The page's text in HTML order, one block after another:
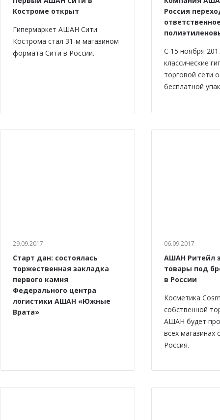
Костроме открыт
Гипермаркет АШАН Сити
Кострома стал 31-м магазином
формата Сити в России.
Россия
С 15 ноября
классические
торговой сети
бесплатной
29.09.2017
Старт дан: состоялась
торжественная закладка
первого камня
Федерального центра
логистики АШАН «Южные
Врата»
06.09.2017
АШАН Ритейл
товары под
в России
Косметика
собственной
АШАН будет
всех
Россия.